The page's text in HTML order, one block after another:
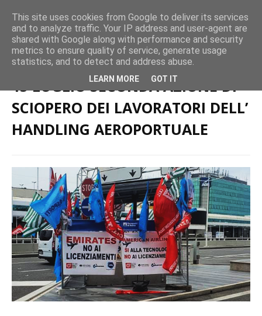
Home page Trasporto Aereo 15 LUGLIO SECONDA AZIONE DI
SCIOPERO DEI LAVORATORI DELL’ HANDLING AEROPORTUALE
15 LUGLIO SECONDA AZIONE DI
SCIOPERO DEI LAVORATORI DELL’
HANDLING AEROPORTUALE
This site uses cookies from Google to deliver its services
and to analyze traffic. Your IP address and user-agent are
shared with Google along with performance and security
metrics to ensure quality of service, generate usage
statistics, and to detect and address abuse.
LEARN MORE GOT IT